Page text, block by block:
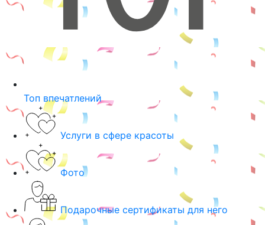
Топ впечатлений
Услуги в сфере красоты
Фото
Подарочные сертификаты для него